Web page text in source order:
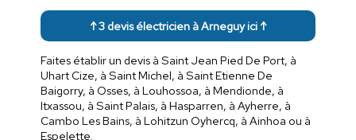
↑ 3 devis électricien à Arneguy ici ↑
Faites établir un devis à Saint Jean Pied De Port, à
Uhart Cize, à Saint Michel, à Saint Etienne De
Baigorry, à Osses, à Louhossoa, à Mendionde, à
Itxassou, à Saint Palais, à Hasparren, à Ayherre, à
Cambo Les Bains, à Lohitzun Oyhercq, à Ainhoa ou à
Espelette.